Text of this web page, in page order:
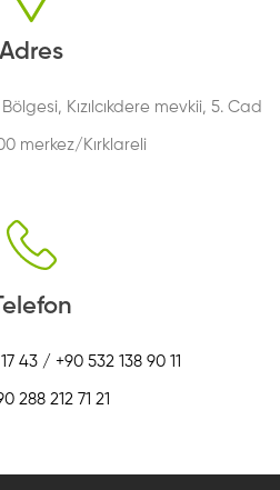
Adres
Kızılcıkdere mevkii, 5. Cad
merkez/Kırklareli
43 / +90 532 138 90 11
288 212 71 21